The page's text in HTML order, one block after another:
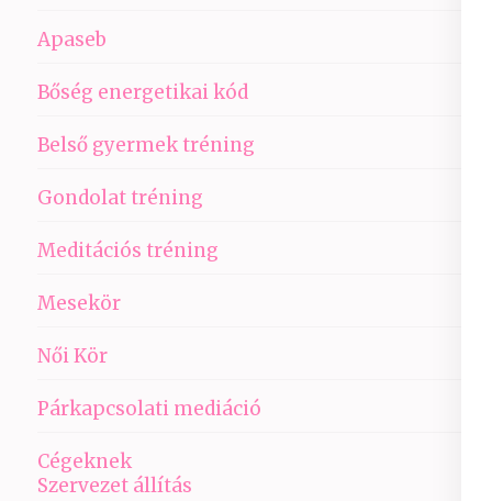
Apaseb
Bőség energetikai kód
Belső gyermek tréning
Gondolat tréning
Meditációs tréning
Mesekör
Női Kör
Párkapcsolati mediáció
Cégeknek
Szervezet állítás